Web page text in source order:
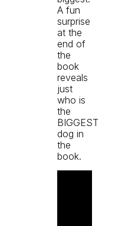
A fun
surprise
at the
end of
the
book
reveals
just
who is
the
BIGGEST
dog in
the
book.